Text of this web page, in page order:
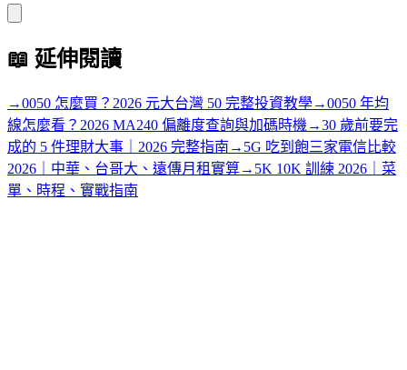
📖 延伸閱讀
→0050 怎麼買？2026 元大台灣 50 完整投資教學→0050 年均
線怎麼看？2026 MA240 偏離度查詢與加碼時機 →30 歲前要完
成的 5 件理財大事｜2026 完整指南 → 5G 吃到飽三家電信比較
2026｜中華、台哥大、遠傳月租實算→ 5K 10K 訓練 2026｜菜
單、時程、實戰指南